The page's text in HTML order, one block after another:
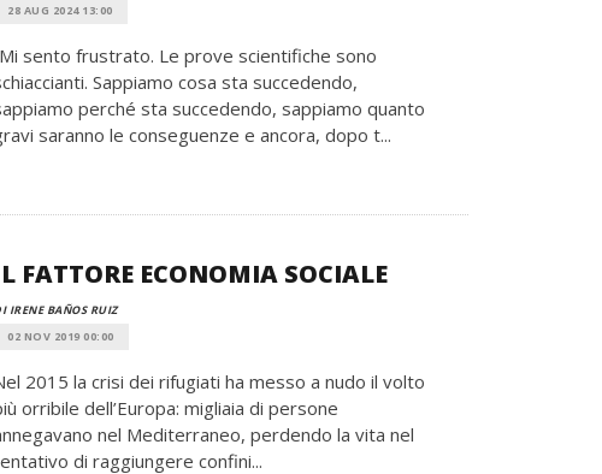
28 AUG 2024 13:00
sento frustrato. Le prove scientifiche sono
Sappiamo cosa sta succedendo,
perché sta succedendo, sappiamo quanto
saranno le conseguenze e ancora, dopo t...
FATTORE ECONOMIA SOCIALE
IRENE BAÑOS RUIZ
02 NOV 2019 00:00
2015 la crisi dei rifugiati ha messo a nudo il volto
orribile dell’Europa: migliaia di persone
nel Mediterraneo, perdendo la vita nel
di raggiungere confini...